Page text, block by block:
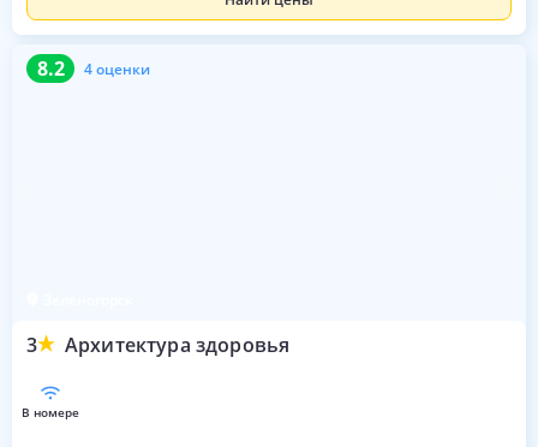
8.2 4 оценки
3 Архитектура здоровья
8.2 4 оценки
в номере